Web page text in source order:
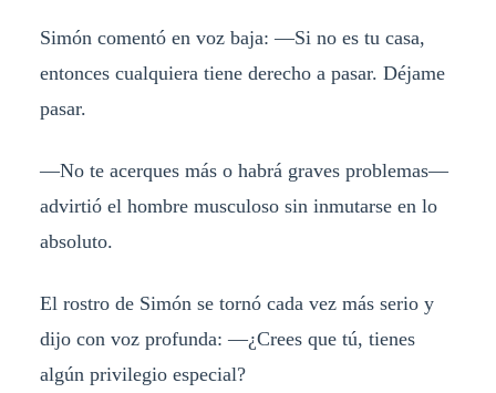
Simón comentó en voz baja: —Si no es tu casa,
entonces cualquiera tiene derecho a pasar. Déjame
pasar.
—No te acerques más o habrá graves problemas—
advirtió el hombre musculoso sin inmutarse en lo
absoluto.
El rostro de Simón se tornó cada vez más serio y
dijo con voz profunda: —¿Crees que tú, tienes
algún privilegio especial?